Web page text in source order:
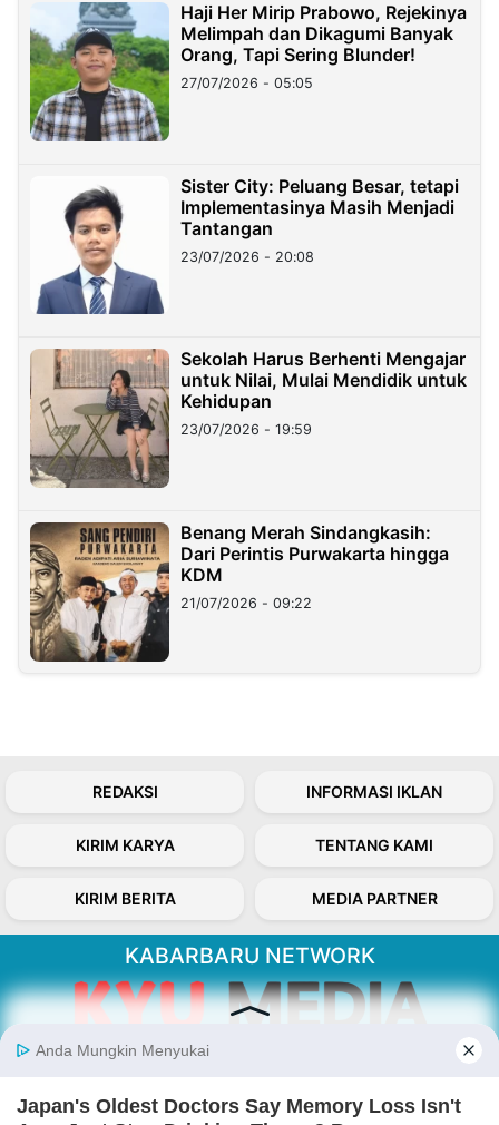
Haji Her Mirip Prabowo, Rejekinya
Melimpah dan Dikagumi Banyak
Orang, Tapi Sering Blunder!
27/07/2026 - 05:05
Sister City: Peluang Besar, tetapi
Implementasinya Masih Menjadi
Tantangan
23/07/2026 - 20:08
Sekolah Harus Berhenti Mengajar
untuk Nilai, Mulai Mendidik untuk
Kehidupan
23/07/2026 - 19:59
Benang Merah Sindangkasih:
Dari Perintis Purwakarta hingga
KDM
21/07/2026 - 09:22
REDAKSI INFORMASI IKLAN
KIRIM KARYA TENTANG KAMI
KIRIM BERITA MEDIA PARTNER
KABARBARU NETWORK